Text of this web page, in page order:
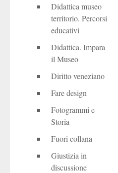
Didattica museo
territorio. Percorsi
educativi
Didattica. Impara
il Museo
Diritto veneziano
Fare design
Fotogrammi e
Storia
Fuori collana
Giustizia in
discussione